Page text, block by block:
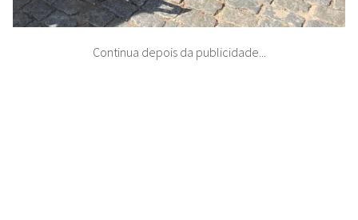
Continua depois da publicidade...